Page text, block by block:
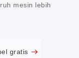
mesin lebih
gratis